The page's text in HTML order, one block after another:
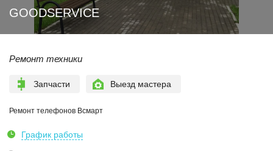
GOODSERVICE
Ремонт техники
Запчасти Выезд мастера
Ремонт телефонов Всмарт
График работы